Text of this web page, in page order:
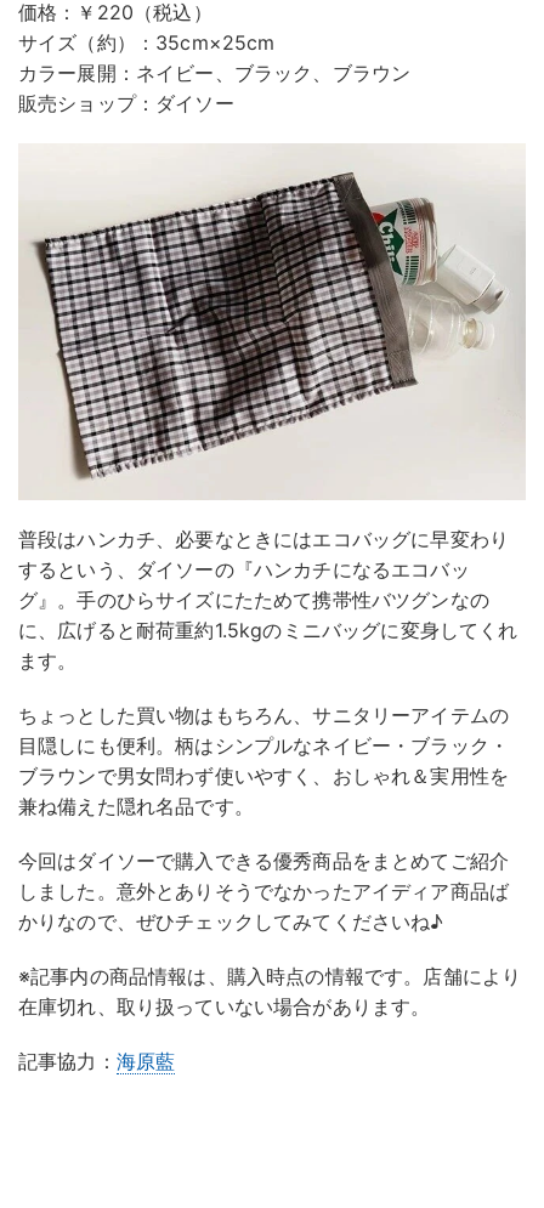
価格：￥220（税込）
サイズ（約）：35cm×25cm
カラー展開：ネイビー、ブラック、ブラウン
販売ショップ：ダイソー
普段はハンカチ、必要なときにはエコバッグに早変わり
するという、ダイソーの『ハンカチになるエコバッ
グ』。手のひらサイズにたためて携帯性バツグンなの
に、広げると耐荷重約1.5kgのミニバッグに変身してくれ
ます。
ちょっとした買い物はもちろん、サニタリーアイテムの
目隠しにも便利。柄はシンプルなネイビー・ブラック・
ブラウンで男女問わず使いやすく、おしゃれ＆実用性を
兼ね備えた隠れ名品です。
今回はダイソーで購入できる優秀商品をまとめてご紹介
しました。意外とありそうでなかったアイディア商品ば
かりなので、ぜひチェックしてみてくださいね♪
※記事内の商品情報は、購入時点の情報です。店舗により
在庫切れ、取り扱っていない場合があります。
記事協力： 海原藍